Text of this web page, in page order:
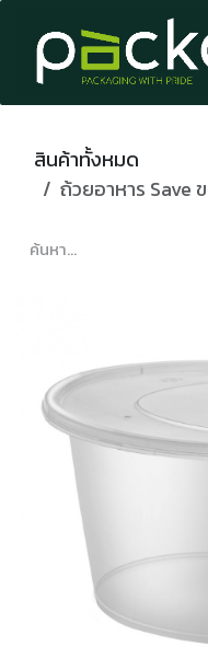
Skip to Content
สินค้าทั้งหมด
ถ้วยอาหาร Save